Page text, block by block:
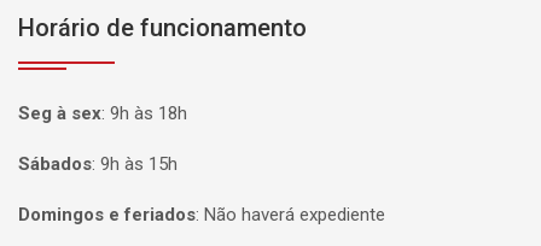
Horário de funcionamento
Seg à sex: 9h às 18h
Sábados: 9h às 15h
Domingos e feriados: Não haverá expediente